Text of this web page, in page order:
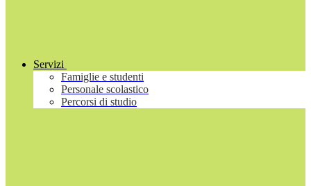
Servizi
Famiglie e studenti
Personale scolastico
Percorsi di studio